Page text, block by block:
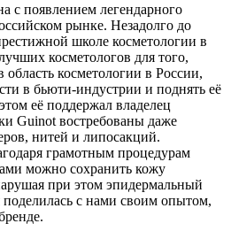
с появлением легендарного
рынке. Незадолго до
школе косметологии в
косметологов для того,
косметологии в России,
в бьюти-индустрии и поднять её
её поддержал владелец
Guinot востребованы даже
нитей и липосакций.
грамотным процедурам
можно сохранить кожу
при этом эпидермальный
поделилась с нами своим опытом,